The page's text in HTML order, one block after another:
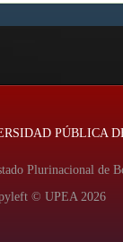
PÚBLICA
Plurinacional de
© UPEA 2026